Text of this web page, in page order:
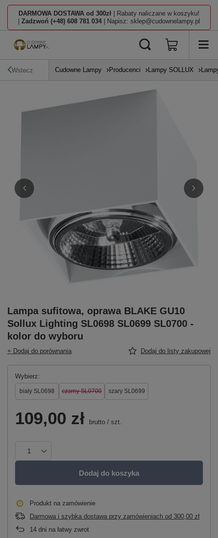
DARMOWA DOSTAWA od 300zł | Rabaty naliczane w koszyku!
Zadzwoń (+48) 608 781 034 | Napisz: sklep@cudownelampy.pl
Wstecz Cudowne Lampy Producenci Lampy SOLLUX
Lampa sufitowa, oprawa BLAKE GU10
Sollux Lighting SL0698 SL0699 SL0700 -
kolor do wyboru
+ Dodaj do porównania Dodaj do listy zakupowej
Wybierz
biały SL0698 czarny SL0700 szary SL0699
109,00 zł brutto / szt.
Dodaj do koszyka
Produkt na zamówienie
Darmowa i szybka dostawa przy zamówieniach od 300,00 zł
14 dni na łatwy zwrot